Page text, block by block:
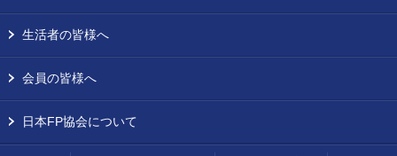
生活者の皆様へ
会員の皆様へ
日本FP協会について